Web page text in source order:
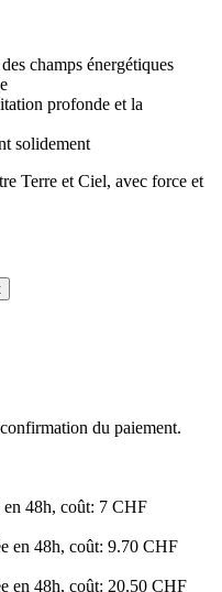
champs énergétiques
profonde et la
solidement
Terre et Ciel, avec force et
du paiement.
en 48h, coût: 7 CHF
en 48h, coût: 9.70 CHF
en 48h, coût: 20.50 CHF